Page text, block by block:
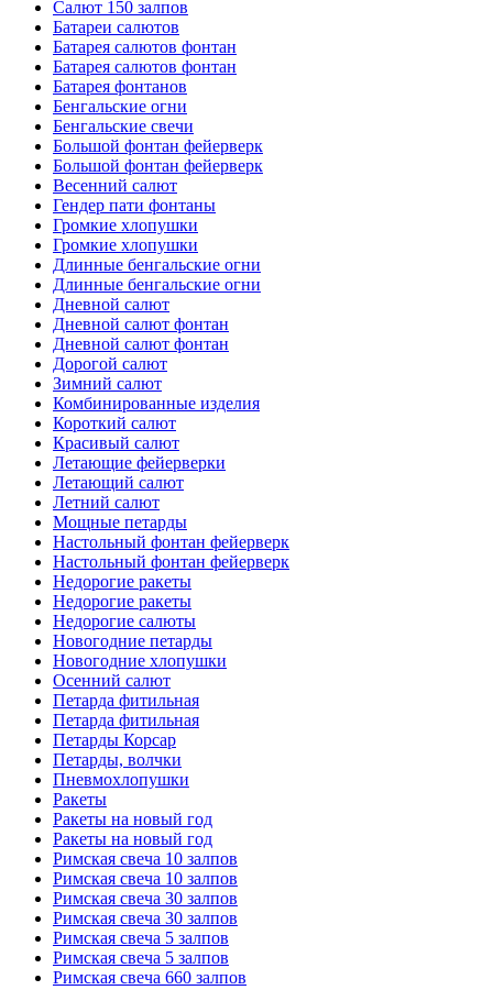
Салют 150 залпов
Батареи салютов
Батарея салютов фонтан
Батарея салютов фонтан
Батарея фонтанов
Бенгальские огни
Бенгальские свечи
Большой фонтан фейерверк
Большой фонтан фейерверк
Весенний салют
Гендер пати фонтаны
Громкие хлопушки
Громкие хлопушки
Длинные бенгальские огни
Длинные бенгальские огни
Дневной салют
Дневной салют фонтан
Дневной салют фонтан
Дорогой салют
Зимний салют
Комбинированные изделия
Короткий салют
Красивый салют
Летающие фейерверки
Летающий салют
Летний салют
Мощные петарды
Настольный фонтан фейерверк
Настольный фонтан фейерверк
Недорогие ракеты
Недорогие ракеты
Недорогие салюты
Новогодние петарды
Новогодние хлопушки
Осенний салют
Петарда фитильная
Петарда фитильная
Петарды Корсар
Петарды, волчки
Пневмохлопушки
Ракеты
Ракеты на новый год
Ракеты на новый год
Римская свеча 10 залпов
Римская свеча 10 залпов
Римская свеча 30 залпов
Римская свеча 30 залпов
Римская свеча 5 залпов
Римская свеча 5 залпов
Римская свеча 660 залпов